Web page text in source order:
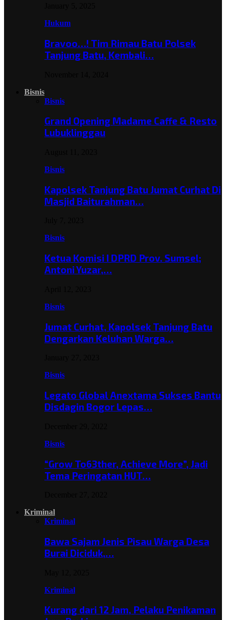
Hukum
Bravoo…! Tim Rimau Batu Polsek
Tanjung Batu, Kembali…
Bisnis
Bisnis
Grand Opening Madame Caffe & Resto
Lubuklinggau
Bisnis
Kapolsek Tanjung Batu Jumat Curhat Di
Masjid Baiturahman…
Bisnis
Ketua Komisi I DPRD Prov. Sumsel;
Antoni Yuzar,…
Bisnis
Jumat Curhat, Kapolsek Tanjung Batu
Dengarkan Keluhan Warga…
Bisnis
Legato Global Anextama Sukses Bantu
Disdagin Bogor Lepas…
Bisnis
“Grow To63ther, Achieve More”, Jadi
Tema Peringatan HUT…
Kriminal
Kriminal
Bawa Sajam Jenis Pisau Warga Desa
Burai Diciduk,…
Kriminal
Kurang dari 12 Jam, Pelaku Penikaman